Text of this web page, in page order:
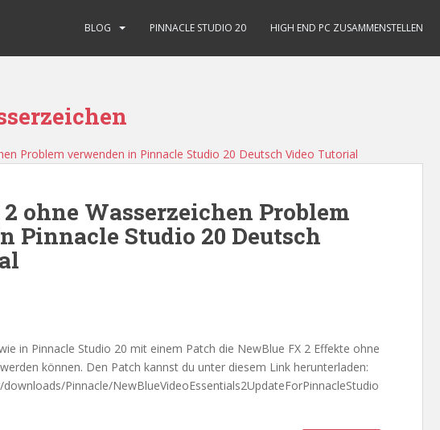
BLOG PINNACLE STUDIO 20 HIGH END PC ZUSAMMENSTELLEN
ohne Wasserzeichen Problem
Pinnacle Studio 20 Deutsch
in Pinnacle Studio 20 mit einem Patch die NewBlue FX 2 Effekte ohne
können. Den Patch kannst du unter diesem Link herunterladen:
Pinnacle/NewBlueVideoEssentials2UpdateForPinnacleStudio